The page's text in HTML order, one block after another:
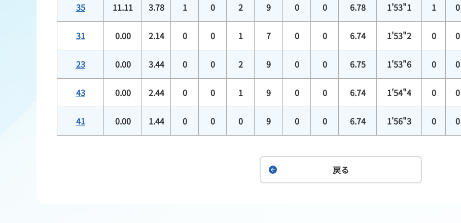
35 11.11 3.78 1 0 2 9 0 0 6.78 1'53"1 1 0
31 0.00 2.14 0 0 1 7 0 0 6.74 1'53"2 0 0
23 0.00 3.44 0 0 2 9 0 0 6.75 1'53"6 0 0
43 0.00 2.44 0 0 1 9 0 0 6.74 1'54"4 0 0
41 0.00 1.44 0 0 0 9 0 0 6.74 1'56"3 0 0
戻る